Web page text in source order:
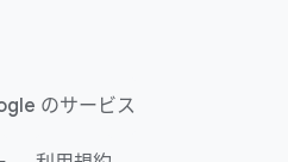
のサービス